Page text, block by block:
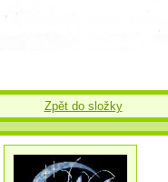
Zpět do složky